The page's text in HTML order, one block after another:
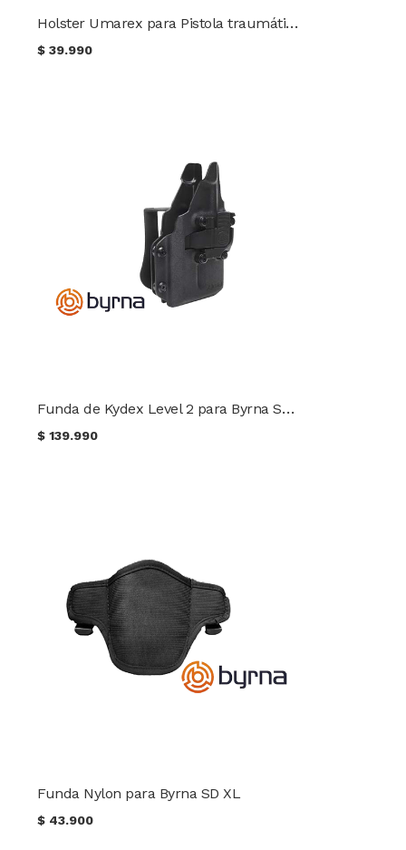
Holster Umarex para Pistola traumática HDP 50 T4E
$39.990
Funda de Kydex Level 2 para Byrna SD XL
$139.990
Funda Nylon para Byrna SD XL
$ 43.900